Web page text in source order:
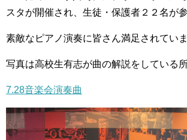
スタが開催され、生徒・保護者２２名が
素敵なピアノ演奏に皆さん満足されていま
写真は高校生有志が曲の解説をしている所
7.28音楽会演奏曲